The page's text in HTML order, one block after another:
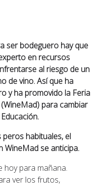
ser bodeguero hay que
en recursos
al riesgo de un
de vino. Así que ha
y ha promovido la Feria
para cambiar
habituales, el
WineMad se anticipa.
hoy para mañana.
ver los frutos,